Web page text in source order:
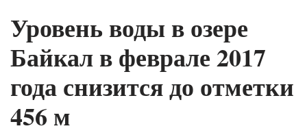
Уровень воды в озере
Байкал в феврале 2017
года снизится до отметки
456 м